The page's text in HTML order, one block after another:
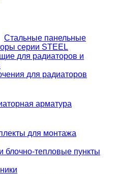
Стальные панельные
серии STEEL
для радиаторов и
для радиаторов
арматура
для монтажа
блочно-тепловые пункты